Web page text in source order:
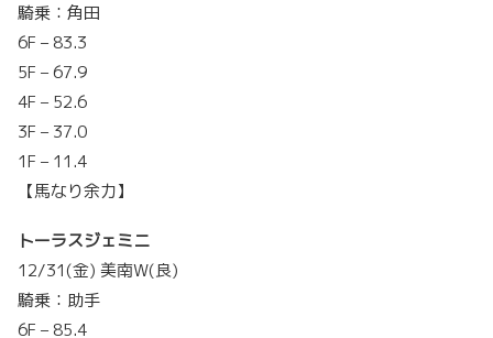
騎乗：角田
6F – 83.3
5F – 67.9
4F – 52.6
3F – 37.0
1F – 11.4
【馬なり余力】
トーラスジェミニ
12/31(金) 美南W(良)
騎乗：助手
6F – 85.4